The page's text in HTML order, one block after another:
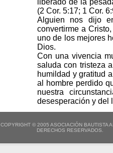
liberado de la
(2 Cor. 5:17; 1 Cor.
Alguien nos dijo
convertirme a
uno de los mejores
Dios.
Con una vivencia
saluda con tristeza
humildad y gratitud
al hombre perdido
nuestra
desesperación y del
COPYRIGHT © 2005 ASOCIACIÓN BAUTISTA
DERECHOS RESERVADOS.